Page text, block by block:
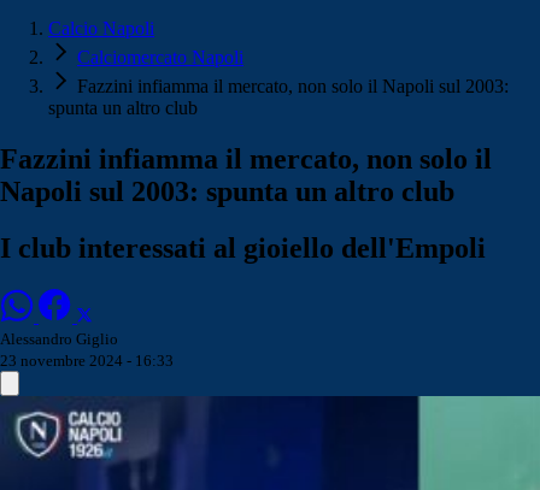
Calcio Napoli
Calciomercato Napoli
Fazzini infiamma il mercato, non solo il Napoli sul 2003:
spunta un altro club
Fazzini infiamma il mercato, non solo il
Napoli sul 2003: spunta un altro club
I club interessati al gioiello dell'Empoli
Alessandro Giglio
23 novembre 2024 - 16:33